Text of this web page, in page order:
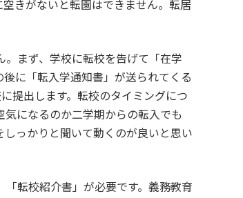
きがないと転園はできません。転居
まず、学校に転校を告げて「在学
に「転入学通知書」が送られてくる
提出します。転校のタイミングにつ
になるのか二学期からの転入でも
っかりと聞いて動くのが良いと思い
転校紹介書」が必要です。義務教育